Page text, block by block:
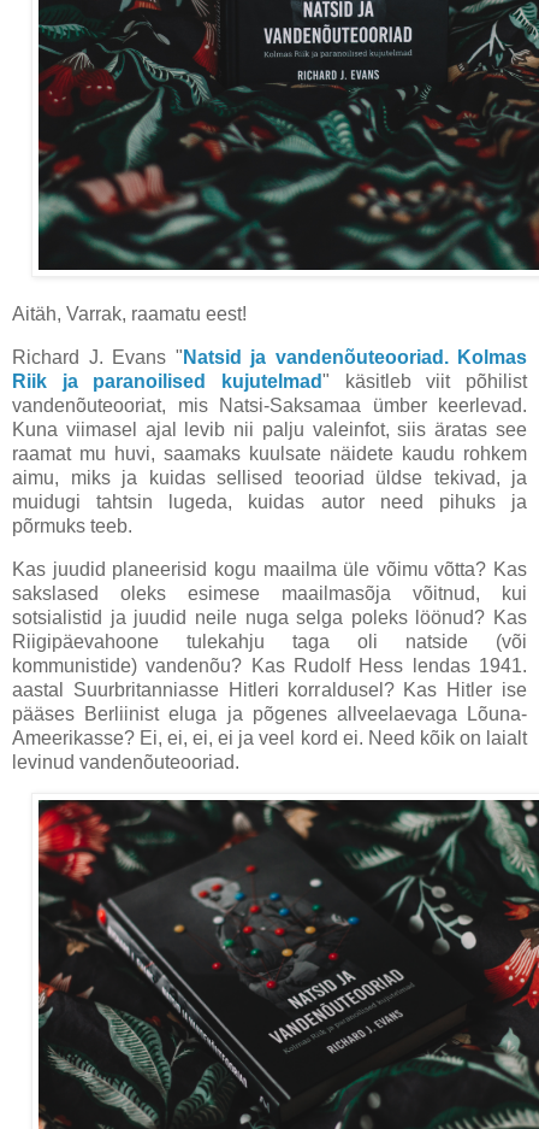
Aitäh, Varrak, raamatu eest!
Richard J. Evans " Natsid ja vandenõuteooriad. Kolmas
Riik ja paranoilised kujutelmad" käsitleb viit põhilist
vandenõuteooriat, mis Natsi-Saksamaa ümber keerlevad.
Kuna viimasel ajal levib nii palju valeinfot, siis äratas see
raamat mu huvi, saamaks kuulsate näidete kaudu rohkem
aimu, miks ja kuidas sellised teooriad üldse tekivad, ja
muidugi tahtsin lugeda, kuidas autor need pihuks ja
põrmuks teeb.
Kas juudid planeerisid kogu maailma üle võimu võtta? Kas
sakslased oleks esimese maailmasõja võitnud, kui
sotsialistid ja juudid neile nuga selga poleks löönud? Kas
Riigipäevahoone tulekahju taga oli natside (või
kommunistide) vandenõu? Kas Rudolf Hess lendas 1941.
aastal Suurbritanniasse Hitleri korraldusel? Kas Hitler ise
pääses Berliinist eluga ja põgenes allveelaevaga Lõuna-
Ameerikasse? Ei, ei, ei, ei ja veel kord ei. Need kõik on laialt
levinud vandenõuteooriad.